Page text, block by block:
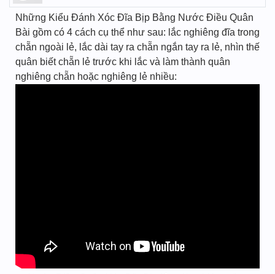
Những Kiểu Đánh Xóc Đĩa Bịp Bằng Nước Điều Quân
Bài gồm có 4 cách cụ thể như sau: lắc nghiêng đĩa trong
chẵn ngoài lẻ, lắc dài tay ra chẵn ngắn tay ra lẻ, nhìn thế
quân biết chẵn lẻ trước khi lắc và làm thành quân
nghiêng chẵn hoặc nghiêng lẻ nhiều: